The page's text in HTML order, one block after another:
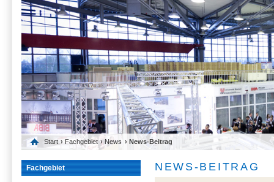
Start › Fachgebiet › News › News-Beitrag
Fachgebiet NEWS-BEITRAG